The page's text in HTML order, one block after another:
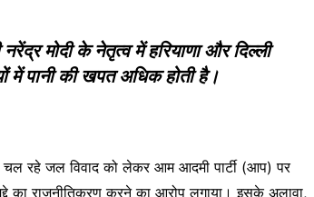
मोदी के नेतृत्व में हरियाणा और दिल्ली
में पानी की खपत अधिक होती है।
चल रहे जल विवाद को लेकर आम आदमी पार्टी (आप) पर
का राजनीतिकरण करने का आरोप लगाया। इसके अलावा,